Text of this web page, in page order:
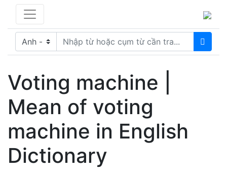
Voting machine |
Mean of voting
machine in English
Dictionary